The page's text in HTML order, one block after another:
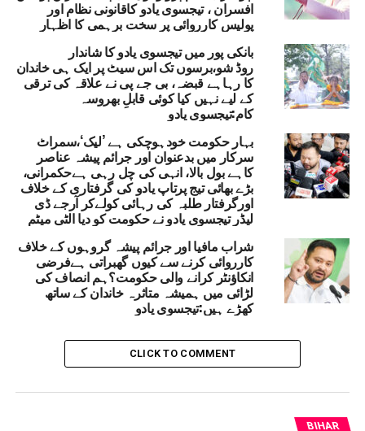
نے پہلگام حملے کا بدلہ لیا، بھارتی فوج کا پاکستان
‘آپریشن سندھور’
DON'T MISS
دہلی کے 80,000 کروڑ روپے کی بقایا رقم کو حل کرنے
کیلئے CM ریکھا گپتا کا مشورہ
افسران ، تیجسوی یادو کاقانونی نظام اور
پولیس کارروائی پر سخت برہمی کا اظہار
بانکی پور میں تیجسوی یادو کا شاندار
روڈ شو،برسوں تک اس سیٹ پر ایک ہی خاندان
کا رہاہے قبضہ، بی جے پی نے علاقہ کی ترقی
کے لیے نہیں کیا کوئی قابلِ بھروسہ
کام:تیجسوی یادو
بہار حکومت خودہوچکی ہے ’لیک‘،سمراٹ
سرکار میں بدعنوان اور جرائم پیشہ عناصر
کاہے بول بالا، انہی کی چل رہی ہےحکمرانی،
بڑے بھائی تیج پرتاپ یادو کی گرفتاری کے خلاف
اورگرفتار طلبہ کی رہائی کولےکر آرجے ڈی
لیڈر تیجسوی یادو نے حکومت کو دیا الٹی میٹم
شراب مافیا اور جرائم پیشہ گروہوں کے خلاف
کارروائی کرنے سے کیوں گھبراتی ہےفرضی
انکاؤنٹر کرانے والی حکومت؟ہم انصاف کی
لڑائی میں ہمیشہ متاثرہ خاندان کے ساتھ
کھڑے ہیں:تیجسوی یادو
CLICK TO COMMENT
BIHAR